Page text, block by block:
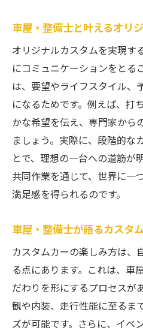
車屋・整備士と叶えるオリ
オリジナルカスタムを実現す
にコミュニケーションをとる
は、要望やライフスタイル、
になるためです。例えば、打
かな希望を伝え、専門家から
ましょう。実際に、段階的な
とで、理想の一台への道筋が
共同作業を通じて、世界に一
満足感を得られるのです。
車屋・整備士が語るカスタ
カスタムカーの楽しみ方は、
る点にあります。これは、車
だわりを形にするプロセスが
観や内装、走行性能に至るま
ズが可能です。さらに、イベ